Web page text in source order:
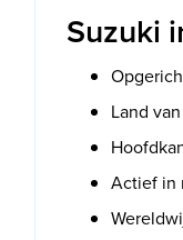
Suzuki
Land
Actief in